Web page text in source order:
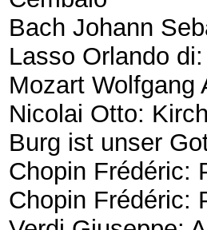
Bach Johann
Lasso Orlando
Mozart Wolfgang
Nicolai Otto:
Burg ist unser
Chopin Frédéric:
Chopin Frédéric: